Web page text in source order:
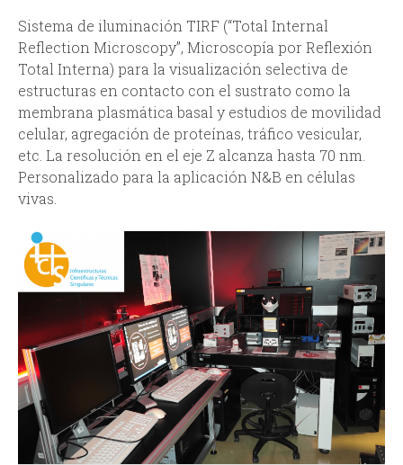
l
a
r
i
d
e
b
ú
s
q
ú
p
r
n
p
a
Sistema de iluminación TIRF (“Total Internal
Reflection Microscopy”, Microscopía por Reflexión
Total Interna) para la visualización selectiva de
estructuras en contacto con el sustrato como la
membrana plasmática basal y estudios de movilidad
celular, agregación de proteínas, tráfico vesicular,
etc. La resolución en el eje Z alcanza hasta 70 nm.
Personalizado para la aplicación N&B en células
vivas.